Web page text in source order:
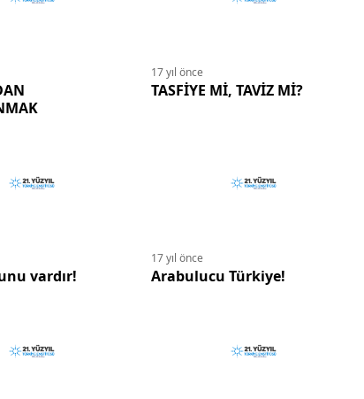
17 yıl önce
TASFİYE Mİ, TAVİZ Mİ?
vardır!
17 yıl önce
Arabulucu Türkiye!